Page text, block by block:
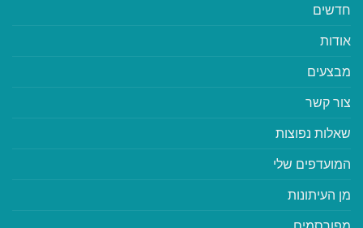
חדשים
אודות
מבצעים
צור קשר
שאלות נפוצות
המועדפים שלי
מן העיתונות